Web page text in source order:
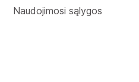
Naudojimosi sąlygos